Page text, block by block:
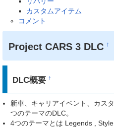
カスタムアイテム
コメント
Project CARS 3 DLC†
DLC概要†
新車、キャリアイベント、カス
つのテーマのDLC。
4つのテーマとは Legends , Style